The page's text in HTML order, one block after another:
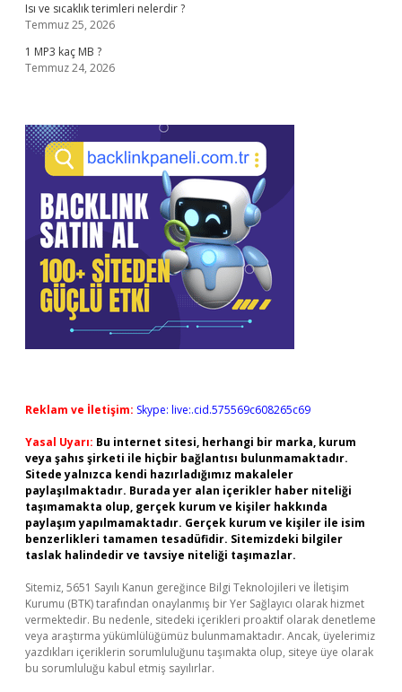
Isı ve sıcaklık terimleri nelerdir ?
Temmuz 25, 2026
1 MP3 kaç MB ?
Temmuz 24, 2026
Reklam ve İletişim: Skype: live:.cid.575569c608265c69
Yasal Uyarı: Bu internet sitesi, herhangi bir marka, kurum
veya şahıs şirketi ile hiçbir bağlantısı bulunmamaktadır.
Sitede yalnızca kendi hazırladığımız makaleler
paylaşılmaktadır. Burada yer alan içerikler haber niteliği
taşımamakta olup, gerçek kurum ve kişiler hakkında
paylaşım yapılmamaktadır. Gerçek kurum ve kişiler ile isim
benzerlikleri tamamen tesadüfidir. Sitemizdeki bilgiler
taslak halindedir ve tavsiye niteliği taşımazlar.
Sitemiz, 5651 Sayılı Kanun gereğince Bilgi Teknolojileri ve İletişim
Kurumu (BTK) tarafından onaylanmış bir Yer Sağlayıcı olarak hizmet
vermektedir. Bu nedenle, sitedeki içerikleri proaktif olarak denetleme
veya araştırma yükümlülüğümüz bulunmamaktadır. Ancak, üyelerimiz
yazdıkları içeriklerin sorumluluğunu taşımakta olup, siteye üye olarak
bu sorumluluğu kabul etmiş sayılırlar.